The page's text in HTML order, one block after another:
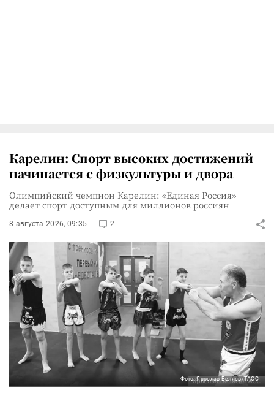
Карелин: Спорт высоких достижений
начинается с физкультуры и двора
Олимпийский чемпион Карелин: «Единая Россия»
делает спорт доступным для миллионов россиян
8 августа 2026, 09:35 2
Фото: Ярослав Беляев/ТАСС